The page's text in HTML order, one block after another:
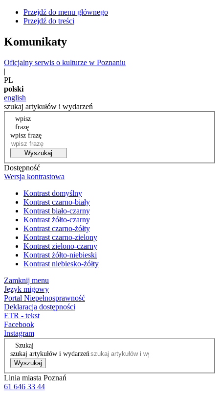
Przejdź do menu głównego
Przejdź do treści
Komunikaty
Oficjalny serwis o kulturze w Poznaniu
|
PL
polski
english
szukaj artykułów i wydarzeń
wpisz
frazę
wpisz frazę
Wyszukaj
Dostępność
Wersja kontrastowa
Kontrast domyślny
Kontrast czarno-biały
Kontrast biało-czarny
Kontrast żółto-czarny
Kontrast czarno-żółty
Kontrast czarno-zielony
Kontrast zielono-czarny
Kontrast żółto-niebieski
Kontrast niebiesko-żółty
Zamknij menu
Język migowy
Portal Niepełnosprawność
Deklaracja dostępności
ETR - tekst
Facebook
Instagram
Szukaj
szukaj artykułów i wydarzeń
Wyszukaj
Linia miasta Poznań
61 646 33 44